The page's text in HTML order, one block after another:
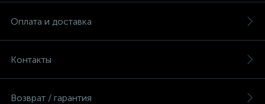
Оплата и доставка
Контакты
Возврат / гарантия